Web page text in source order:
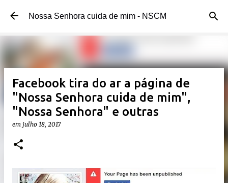
Pular para o conteúdo principal
Nossa Senhora cuida de mim - NSCM
Facebook tira do ar a página de
"Nossa Senhora cuida de mim",
"Nossa Senhora" e outras
em julho 18, 2017